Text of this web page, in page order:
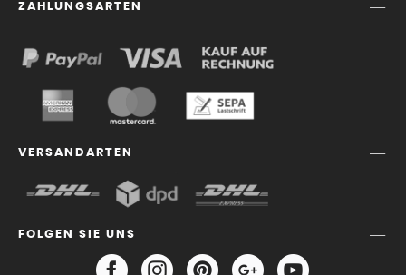
ZAHLUNGSARTEN
VERSANDARTEN
FOLGEN SIE UNS